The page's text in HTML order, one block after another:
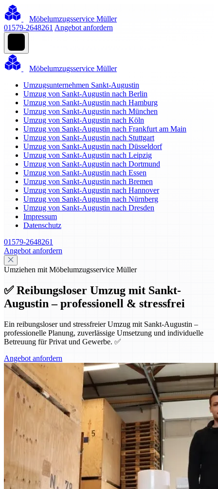
Möbelumzugsservice Müller
01579-2648261 Angebot anfordern
Möbelumzugsservice Müller
Umzugsunternehmen Sankt-Augustin
Umzug von Sankt-Augustin nach Berlin
Umzug von Sankt-Augustin nach Hamburg
Umzug von Sankt-Augustin nach München
Umzug von Sankt-Augustin nach Köln
Umzug von Sankt-Augustin nach Frankfurt am Main
Umzug von Sankt-Augustin nach Stuttgart
Umzug von Sankt-Augustin nach Düsseldorf
Umzug von Sankt-Augustin nach Leipzig
Umzug von Sankt-Augustin nach Dortmund
Umzug von Sankt-Augustin nach Essen
Umzug von Sankt-Augustin nach Bremen
Umzug von Sankt-Augustin nach Hannover
Umzug von Sankt-Augustin nach Nürnberg
Umzug von Sankt-Augustin nach Dresden
Impressum
Datenschutz
01579-2648261
Angebot anfordern
Umziehen mit Möbelumzugsservice Müller
✅ Reibungsloser Umzug mit Sankt-
Augustin – professionell & stressfrei
Ein reibungsloser und stressfreier Umzug mit Sankt-Augustin –
professionelle Planung, zuverlässige Umsetzung und individuelle
Betreuung für Privat und Gewerbe. ✅
Angebot anfordern